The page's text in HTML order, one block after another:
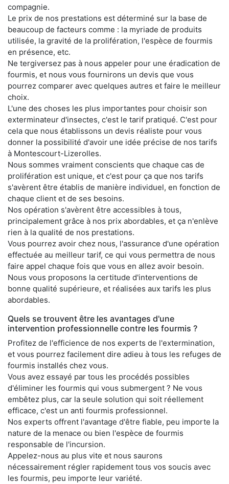
compagnie.
Le prix de nos prestations est déterminé sur la base de
beaucoup de facteurs comme : la myriade de produits
utilisée, la gravité de la prolifération, l'espèce de fourmis
en présence, etc.
Ne tergiversez pas à nous appeler pour une éradication de
fourmis, et nous vous fournirons un devis que vous
pourrez comparer avec quelques autres et faire le meilleur
choix.
L'une des choses les plus importantes pour choisir son
exterminateur d'insectes, c'est le tarif pratiqué. C'est pour
cela que nous établissons un devis réaliste pour vous
donner la possibilité d'avoir une idée précise de nos tarifs
à Montescourt-Lizerolles.
Nous sommes vraiment conscients que chaque cas de
prolifération est unique, et c'est pour ça que nos tarifs
s'avèrent être établis de manière individuel, en fonction de
chaque client et de ses besoins.
Nos opération s'avèrent être accessibles à tous,
principalement grâce à nos prix abordables, et ça n'enlève
rien à la qualité de nos prestations.
Vous pourrez avoir chez nous, l'assurance d'une opération
effectuée au meilleur tarif, ce qui vous permettra de nous
faire appel chaque fois que vous en allez avoir besoin.
Nous vous proposons la certitude d'interventions de
bonne qualité supérieure, et réalisées aux tarifs les plus
abordables.
Quels se trouvent être les avantages d'une
intervention professionnelle contre les fourmis ?
Profitez de l'efficience de nos experts de l'extermination,
et vous pourrez facilement dire adieu à tous les refuges de
fourmis installés chez vous.
Vous avez essayé par tous les procédés possibles
d'éliminer les fourmis qui vous submergent ? Ne vous
embêtez plus, car la seule solution qui soit réellement
efficace, c'est un anti fourmis professionnel.
Nos experts offrent l'avantage d'être fiable, peu importe la
nature de la menace ou bien l'espèce de fourmis
responsable de l'incursion.
Appelez-nous au plus vite et nous saurons
nécessairement régler rapidement tous vos soucis avec
les fourmis, peu importe leur variété.